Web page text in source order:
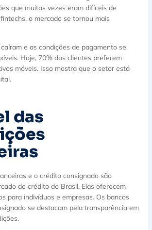
que muitas vezes eram difíceis de
o mercado se tornou mais
e as condições de pagamento se
Hoje, 70% dos clientes preferem
móveis. Isso mostra que o setor está
das
e o crédito consignado são
de crédito do Brasil. Elas oferecem
para indivíduos e empresas. Os bancos
se destacam pela transparência em